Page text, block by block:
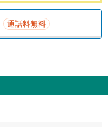
通話料無料